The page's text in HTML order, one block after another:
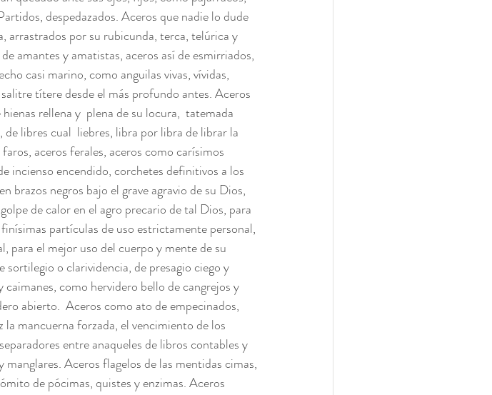
despedazados. Aceros que nadie lo dude
arrastrados por su rubicunda, terca, telúrica y
amantes y amatistas, aceros así de esmirriados,
casi marino, como anguilas vivas, vívidas,
títere desde el más profundo antes. Aceros
rellena y  plena de su locura,  tatemada
libres cual  liebres, libra por libra de librar la
aceros ferales, aceros como carísimos
incienso encendido, corchetes definitivos a los
brazos negros bajo el grave agravio de su Dios,
de calor en el agro precario de tal Dios, para
partículas de uso estrictamente personal,
para el mejor uso del cuerpo y mente de su
o clarividencia, de presagio ciego y
como hervidero bello de cangrejos y
abierto.  Aceros como ato de empecinados,
mancuerna forzada, el vencimiento de los
entre anaqueles de libros contables y
Aceros flagelos de las mentidas cimas,
de pócimas, quistes y enzimas. Aceros